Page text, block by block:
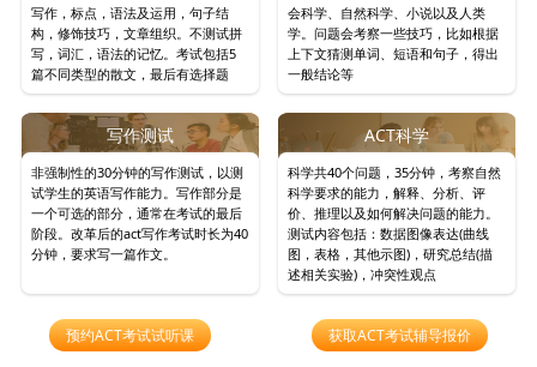
写作，标点，语法及运用，句子结
构，修饰技巧，文章组织。不测试拼
写，词汇，语法的记忆。考试包括5
篇不同类型的散文，最后有选择题
会科学、自然科学、小说以及人类
学。问题会考察一些技巧，比如根据
上下文猜测单词、短语和句子，得出
一般结论等
写作测试
非强制性的30分钟的写作测试，以测
试学生的英语写作能力。写作部分是
一个可选的部分，通常在考试的最后
阶段。改革后的act写作考试时长为40
分钟，要求写一篇作文。
ACT科学
科学共40个问题，35分钟，考察自然
科学要求的能力，解释、分析、评
价、推理以及如何解决问题的能力。
测试内容包括：数据图像表达(曲线
图，表格，其他示图)，研究总结(描
述相关实验)，冲突性观点
预约ACT考试试听课 获取ACT考试辅导报价